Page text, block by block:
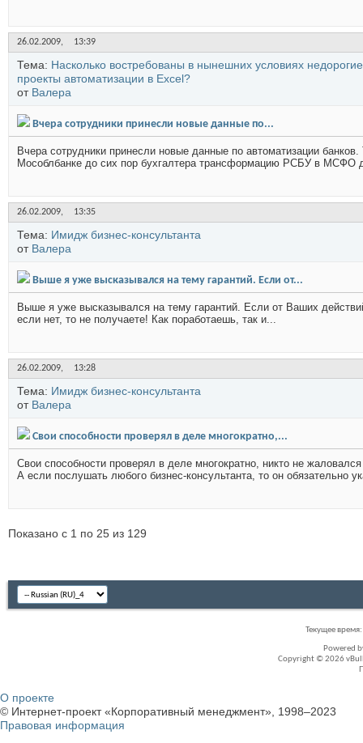
26.02.2009, 13:39
Тема: Насколько востребованы в нынешних условиях недорогие
проекты автоматизации в Excel?
от Валера
Вчера сотрудники принесли новые данные по...
Вчера сотрудники принесли новые данные по автоматизации
Мособлбанке до сих пор бухгалтера трансформацию РСБУ в МСФО
26.02.2009, 13:35
Тема: Имидж бизнес-консультанта
от Валера
Выше я уже высказывался на тему гарантий. Если от...
Выше я уже высказывался на тему гарантий. Если от Ваших
если нет, то не получаете! Как поработаешь, так и...
26.02.2009, 13:28
Тема: Имидж бизнес-консультанта
от Валера
Свои способности проверял в деле многократно,...
Свои способности проверял в деле многократно, никто не
А если послушать любого бизнес-консультанта, то он
Показано с 1 по 25 из 129
Текущее время:
Powered
Copyright © 2026
О проекте
© Интернет-проект «Корпоративный менеджмент», 1998–2023
Правовая информация